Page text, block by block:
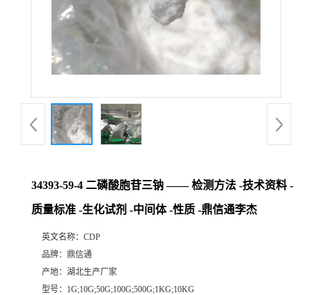
34393-59-4 二磷酸胞苷三钠 —— 检测方法 -技术资料 -
质量标准 -生化试剂 -中间体 -性质 -鼎信通李杰
英文名称： CDP
品牌： 鼎信通
产地： 湖北生产厂家
型号： 1G;10G;50G;100G;500G;1KG;10KG